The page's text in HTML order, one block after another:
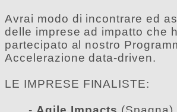
Avrai modo di incontrare ed
delle imprese ad impatto che
partecipato al nostro
Accelerazione data-driven.
LE IMPRESE FINALISTE: